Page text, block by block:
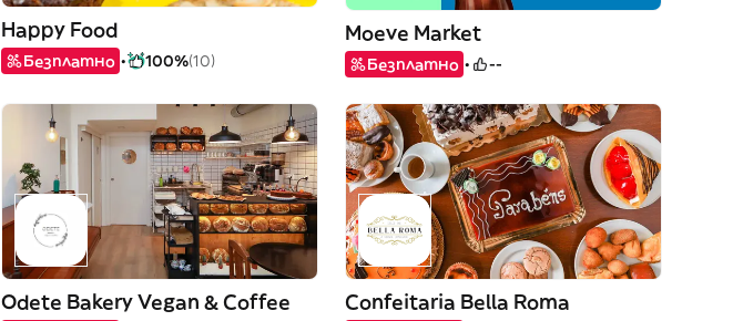
Happy Food
Безплатно 100%(10)
Moeve Market
Безплатно --
Odete Bakery Vegan & Coffee Confeitaria Bella Roma